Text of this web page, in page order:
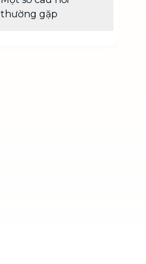
thường gặp